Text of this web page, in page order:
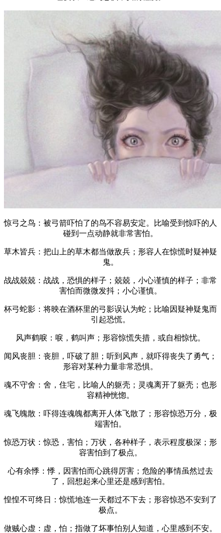
惊弓之鸟：被弓箭吓怕了的鸟不容易安定。比喻受到惊吓的人
碰到一点动静就非常害怕。
草木皆兵：把山上的草木都当做敌兵；形容人在惊慌时疑神疑
鬼。
战战兢兢：战战，恐惧的样子；兢兢，小心谨慎的样子；非常
害怕而微微发抖；小心谨慎。
杯弓蛇影：将映在酒杯里的弓影误认为蛇；比喻因疑神疑鬼而
引起恐慌。
风声鹤唳：唳，鹤叫声；形容惊慌失措，或自相惊忧。
闻风丧胆：丧胆，吓破了胆；听到风声，就吓得丧失了勇气；
形容对某种力量非常恐惧。
魂不守舍：舍，住宅，比喻人的躯壳；灵魂离开了躯壳；也形
容精神恍惚。
魂飞魄散：吓得连魂魄都离开人体飞散了；形容惊恐万分，极
端害怕。
惊恐万状：惊恐，害怕；万状，各种样子，表示程度极深；形
容害怕到了极点。
心有余悸：悸，因害怕而心跳得厉害；危险的事情虽然过去
了，回想起来心里还是感到害怕。
惶惶不可终日：惊慌地连一天都过不下去；形容惊恐不安到了
极点。
做贼心虚：虚，怕；指做了坏事怕别人知道，心里感到不安。